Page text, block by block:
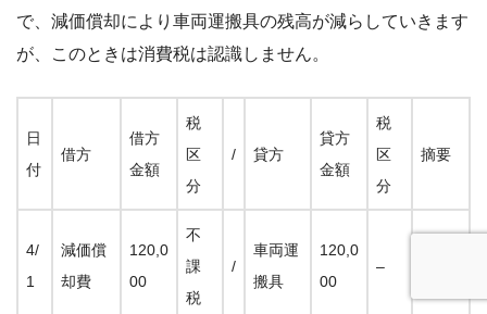
で、減価償却により車両運搬具の残高が減らしていきます
が、このときは消費税は認識しません。
日
付
借方
借方
金額
税
区
分
/ 貸方
貸方
金額
税
区
分
摘要
4/
1
減価償
却費
120,0
00
不
課
税
/
車両運
搬具
120,0
00
–